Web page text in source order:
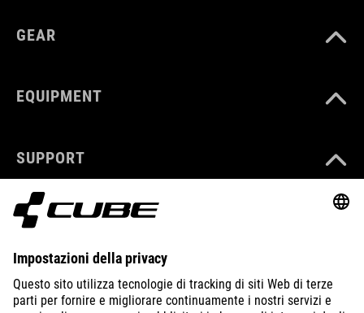
GEAR
EQUIPMENT
SUPPORT
ABOUT US
EXPLORE